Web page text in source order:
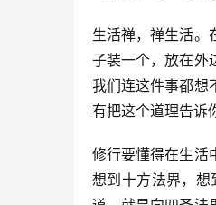
生活禅，禅生活。
子装一个，放在外
我们连这件事都想
有把这个道理告诉
修行要懂得在生活
想到十方法界，